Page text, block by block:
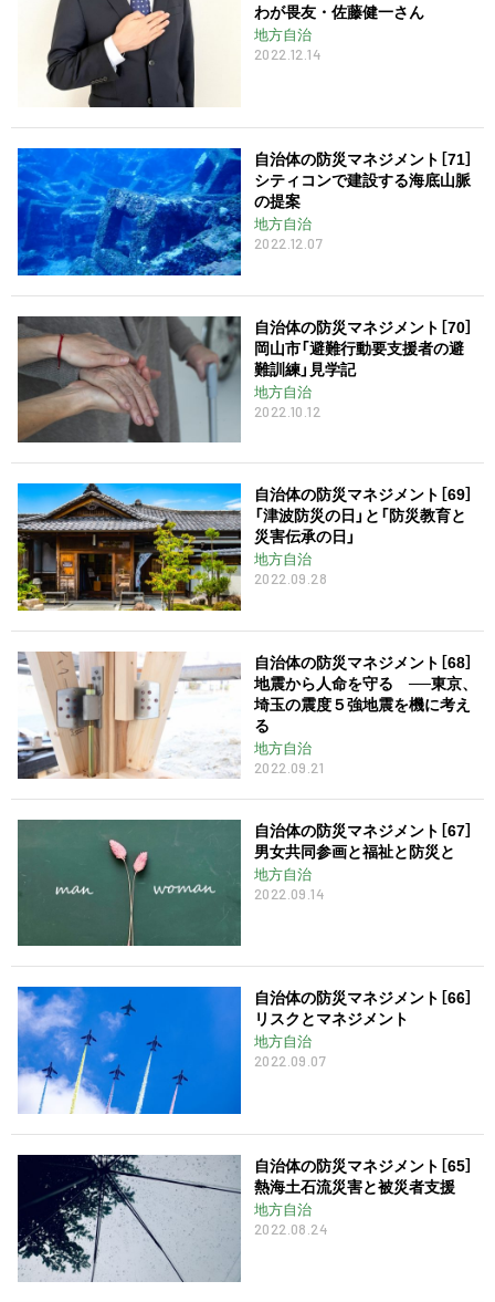
わが畏友・佐藤健一さん
地方自治
2022.12.14
自治体の防災マネジメント［71］
シティコンで建設する海底山脈
の提案
地方自治
2022.12.07
自治体の防災マネジメント［70］
岡山市「避難行動要支援者の避
難訓練」見学記
地方自治
2022.10.12
自治体の防災マネジメント［69］
「津波防災の日」と「防災教育と
災害伝承の日」
地方自治
2022.09.28
自治体の防災マネジメント［68］
地震から人命を守る ──東京、
埼玉の震度５強地震を機に考え
る
地方自治
2022.09.21
自治体の防災マネジメント［67］
男女共同参画と福祉と防災と
地方自治
2022.09.14
自治体の防災マネジメント［66］
リスクとマネジメント
地方自治
2022.09.07
自治体の防災マネジメント［65］
熱海土石流災害と被災者支援
地方自治
2022.08.24